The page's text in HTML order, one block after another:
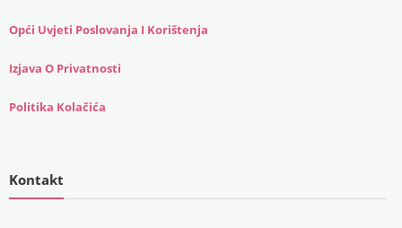
Opći Uvjeti Poslovanja I Korištenja
Izjava O Privatnosti
Politika Kolačića
Kontakt